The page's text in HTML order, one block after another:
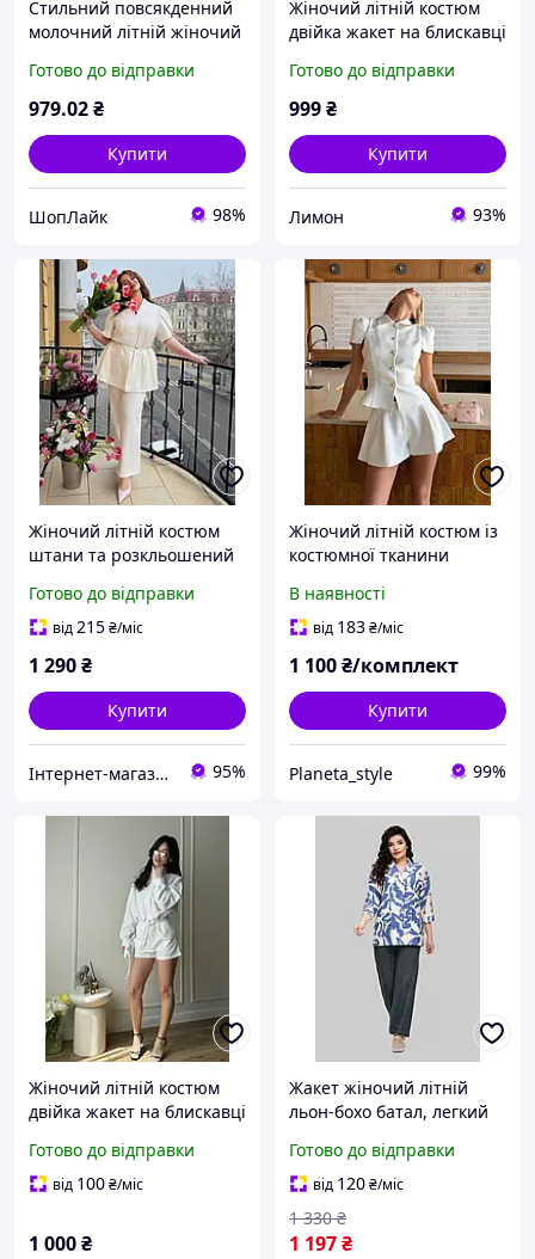
Стильний повсякденний
молочний літній жіночий
блискавці та шорти, 42-44
likes-480757
Готово до відправки
979.02₴
Купити
ШопЛайк 98%
Жіночий літній костюм
двійка жакет на блискавці
молочний 40-42
Готово до відправки
999₴
Купити
Лимон 93%
Жіночий літній костюм
штани та розкльошений
розміри 48-58
Готово до відправки
від215₴/міс
1 290₴
Купити
Інтернет-магазин одягу та взуття KedON 95%
Жіночий літній костюм із
костюмної тканини
ґудзиках та шорти 42/48
В наявності
від 183₴/міс
1 100₴/комплект
Купити
Planeta_style 99%
Жіночий літній костюм
двійка жакет на блискавці
молочний 40-42 Бро
Готово до відправки
від 100₴/міс
1 000₴
Жакет жіночий літній
льон-бохо батал, легкий
листя великих розмірів
50-60 молочний
Готово до відправки
від 120₴/міс
1 197₴
1 330 ₴